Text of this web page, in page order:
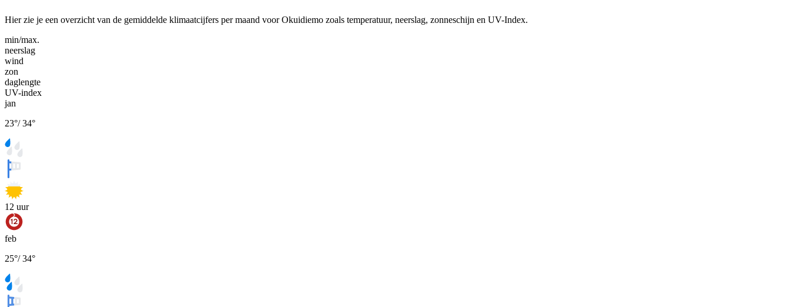
Hier zie je een overzicht van de gemiddelde klimaatcijfers per maand voor Okuidiemo zoals temperatuur, neerslag, zonneschijn en UV-Index.
min/max.
neerslag
wind
zon
daglengte
UV-index
jan
23°/34°
12 uur
feb
25°/34°